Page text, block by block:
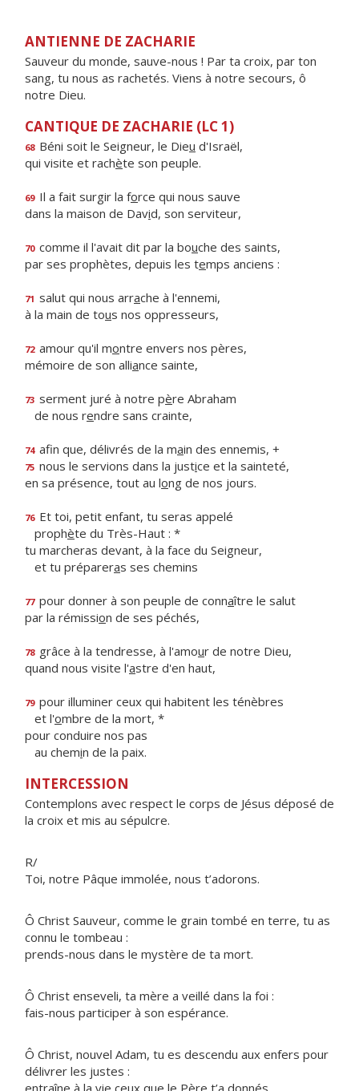
ANTIENNE DE ZACHARIE
Sauveur du monde, sauve-nous ! Par ta croix, par ton
sang, tu nous as rachetés. Viens à notre secours, ô
notre Dieu.
CANTIQUE DE ZACHARIE (LC 1)
68 Béni soit le Seigneur, le Dieu d'Israël,
qui visite et rachète son peuple.
69 Il a fait surgir la force qui nous sauve
dans la maison de David, son serviteur,
70 comme il l'avait dit par la bouche des saints,
par ses prophètes, depuis les temps anciens :
71 salut qui nous arrache à l'ennemi,
à la main de tous nos oppresseurs,
72 amour qu'il montre envers nos pères,
mémoire de son alliance sainte,
73 serment juré à notre père Abraham
de nous rendre sans crainte,
74 afin que, délivrés de la main des ennemis, +
75 nous le servions dans la justice et la sainteté,
en sa présence, tout au long de nos jours.
76 Et toi, petit enfant, tu seras appelé
prophète du Très-Haut : *
tu marcheras devant, à la face du Seigneur,
et tu prépareras ses chemins
77 pour donner à son peuple de connaître le salut
par la rémission de ses péchés,
78 grâce à la tendresse, à l'amour de notre Dieu,
quand nous visite l'astre d'en haut,
79 pour illuminer ceux qui habitent les ténèbres
et l'ombre de la mort, *
pour conduire nos pas
au chemin de la paix.
INTERCESSION
Contemplons avec respect le corps de Jésus déposé de
la croix et mis au sépulcre.
R/
Toi, notre Pâque immolée, nous t’adorons.
Ô Christ Sauveur, comme le grain tombé en terre, tu as
connu le tombeau :
prends-nous dans le mystère de ta mort.
Ô Christ enseveli, ta mère a veillé dans la foi :
fais-nous participer à son espérance.
Ô Christ, nouvel Adam, tu es descendu aux enfers pour
délivrer les justes :
entraîne à la vie ceux que le Père t’a donnés.